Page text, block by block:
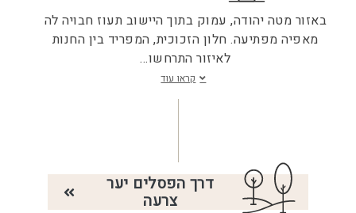
באזור מטה יהודה, עמוק בתוך היישוב תעוז חבויה לה
מאפיה מפתיעה. חלון הזכוכית, המפריד בין החנות
לאיזור התרחשו...
קראו עוד
דרך הפסלים יער
צרעה